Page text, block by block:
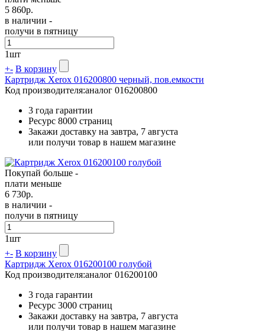
5 860р.
в наличии -
получи в пятницу
1шт
+- В корзину
Картридж Xerox 016200800 черный, пов.емкости
Код производителя:аналог 016200800
3 года гарантии
Ресурс 8000 страниц
Закажи доставку на завтра, 7 августа
или получи товар в нашем магазине
Покупай больше -
плати меньше
6 730р.
в наличии -
получи в пятницу
1шт
+- В корзину
Картридж Xerox 016200100 голубой
Код производителя:аналог 016200100
3 года гарантии
Ресурс 3000 страниц
Закажи доставку на завтра, 7 августа
или получи товар в нашем магазине